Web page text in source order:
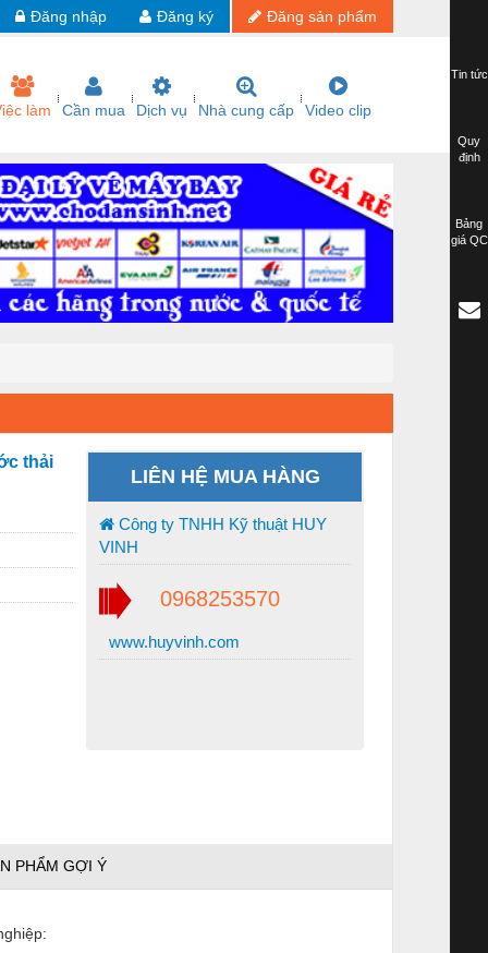
Đăng sản phẩm
Đăng ký
Đăng nhập
làm Cần mua Dịch vụ Nhà cung cấp Video clip
thải
LIÊN HỆ MUA HÀNG
Công ty TNHH Kỹ thuật HUY
VINH
0968253570
www.huyvinh.com
PHẨM GỢI Ý
Tin tức
Quy
định
Bảng
giá QC